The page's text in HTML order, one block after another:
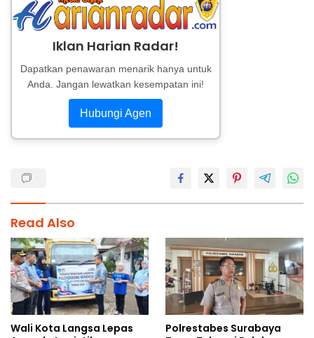
Iklan Harian Radar!
Dapatkan penawaran menarik hanya untuk
Anda. Jangan lewatkan kesempatan ini!
Hubungi Agen
Read Also
Wali Kota Langsa Lepas
Polrestabes Surabaya